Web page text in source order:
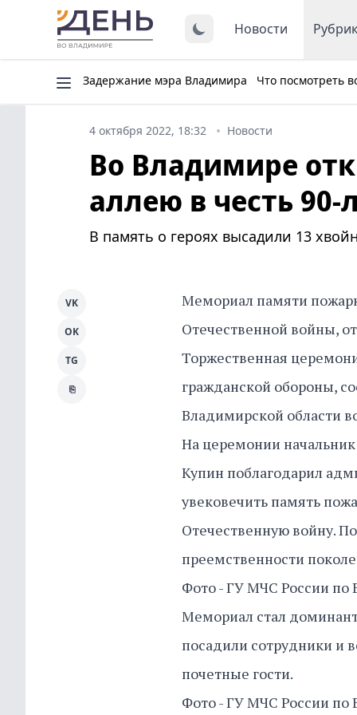
Новости
Задержание мэра Владимира Что посмотреть
4 октября 2022, 18:32 Новости
Во Владимире
аллею в честь
В память о героях высадили 13
Мемориал памяти
Отечественной войны,
Торжественная
гражданской обороны,
Владимирской области
На церемонии
Купин поблагодарил
увековечить память
Отечественную войну.
преемственности
Фото - ГУ МЧС России по
Мемориал стал
посадили сотрудники и
почетные гости.
Фото - ГУ МЧС России по
VK
OK
TG
⎘